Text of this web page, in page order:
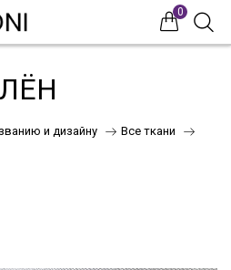
0
ЛЁН
и дизайну
Все ткани